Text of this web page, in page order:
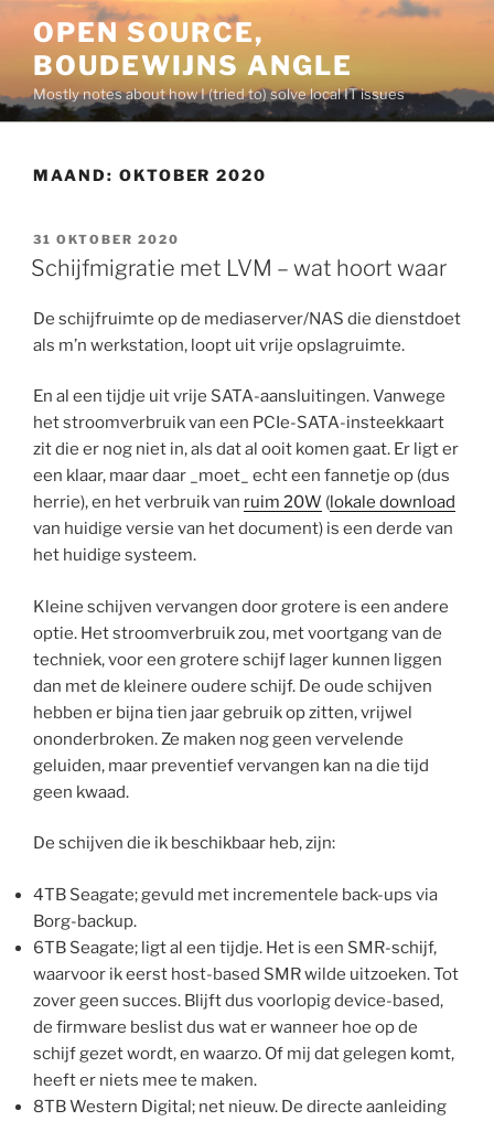
inhoud
OPEN SOURCE,
BOUDEWIJNS ANGLE
Mostly notes about how I (tried to) solve local IT issues
MAAND: OKTOBER 2020
GEPLAATST
OP
31 OKTOBER 2020
Schijfmigratie met LVM – wat hoort waar
De schijfruimte op de mediaserver/NAS die dienstdoet
als m’n werkstation, loopt uit vrije opslagruimte.
En al een tijdje uit vrije SATA-aansluitingen. Vanwege
het stroomverbruik van een PCIe-SATA-insteekkaart
zit die er nog niet in, als dat al ooit komen gaat. Er ligt er
een klaar, maar daar _moet_ echt een fannetje op (dus
herrie), en het verbruik van ruim 20W (lokale download
van huidige versie van het document) is een derde van
het huidige systeem.
Kleine schijven vervangen door grotere is een andere
optie. Het stroomverbruik zou, met voortgang van de
techniek, voor een grotere schijf lager kunnen liggen
dan met de kleinere oudere schijf. De oude schijven
hebben er bijna tien jaar gebruik op zitten, vrijwel
ononderbroken. Ze maken nog geen vervelende
geluiden, maar preventief vervangen kan na die tijd
geen kwaad.
De schijven die ik beschikbaar heb, zijn:
4TB Seagate; gevuld met incrementele back-ups via
Borg-backup.
6TB Seagate; ligt al een tijdje. Het is een SMR-schijf,
waarvoor ik eerst host-based SMR wilde uitzoeken. Tot
zover geen succes. Blijft dus voorlopig device-based,
de firmware beslist dus wat er wanneer hoe op de
schijf gezet wordt, en waarzo. Of mij dat gelegen komt,
heeft er niets mee te maken.
8TB Western Digital; net nieuw. De directe aanleiding